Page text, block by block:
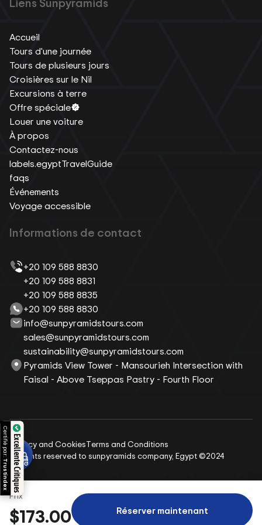
Prix
$173.00 Réserver maintenant
Accueil
Tours d'une journée
Tours de plusieurs jours
Croisières sur le Nil
Excursions à terre
Offre spéciale
Louer une voiture
À propos
Contactez-nous
labels.egyptTravelGuide
faqs
Événements
Voyage accessible
Informations de contact
+20 109 588 8830
+20 109 588 8831
+20 109 588 8835
+20 109 588 8830
info@sunpyramidstours.com
sales@sunpyramidstours.com
sustainability@sunpyramidstours.com
Pyramids View Tower - Mansourieh Intersection with
Faisal - Above Tseppas Pastry - Fourth Floor
All rights reserved to sunpyramids company, Egypt ©2024
Privacy and CookiesTerms and Conditions
Excellente Critiques
Certifié par:
Trustindex